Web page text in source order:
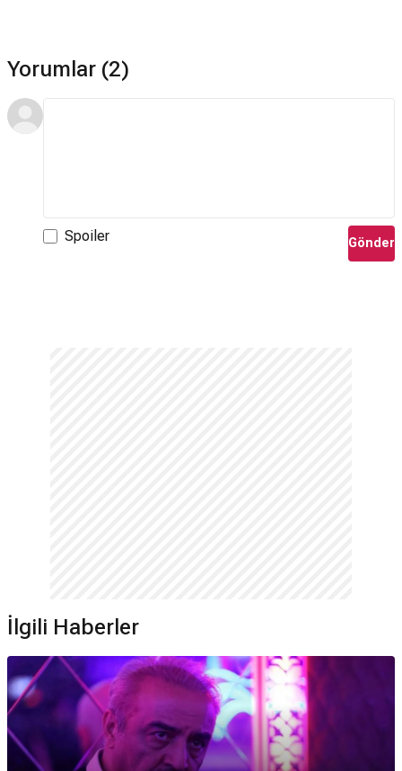
Yorumlar (2)
Spoiler Gönder
İlgili Haberler